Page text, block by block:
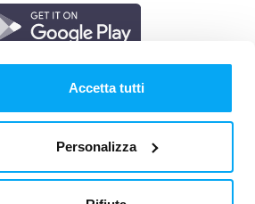
Accetta tutti
Personalizza